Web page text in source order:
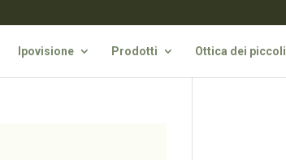
Ipovisione Prodotti Ottica dei piccoli